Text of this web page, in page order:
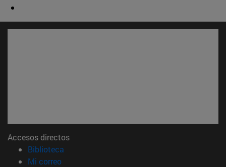
Accesos directos
Biblioteca
Mi correo(abre en nueva ventana)